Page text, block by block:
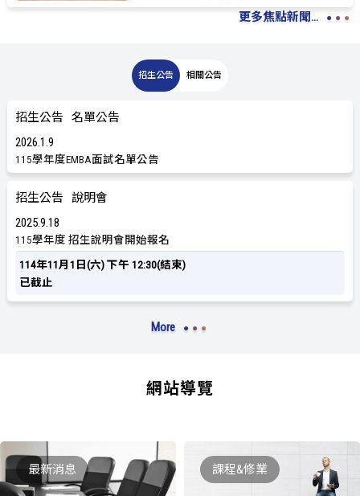
的焦點...
更多焦點新聞...
招生公告 相關公告
招生公告
名單公告
2026 1 9
115學年度EMBA面試名單公告
招生公告
說明會
20259 18
115學年度 招生說明會開始報名
114年11月1日(六) 下午 12:30(結束)
已截止
More
網站導覽
最新消息 課程&修業